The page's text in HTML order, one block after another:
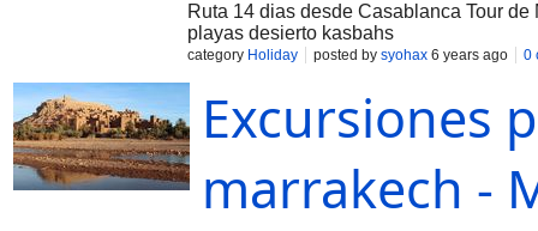
Ruta 14 dias desde Casablanca Tour
playas desierto kasbahs
category Holiday posted by syohax 6 years ago 0
Excursiones
marrakech -